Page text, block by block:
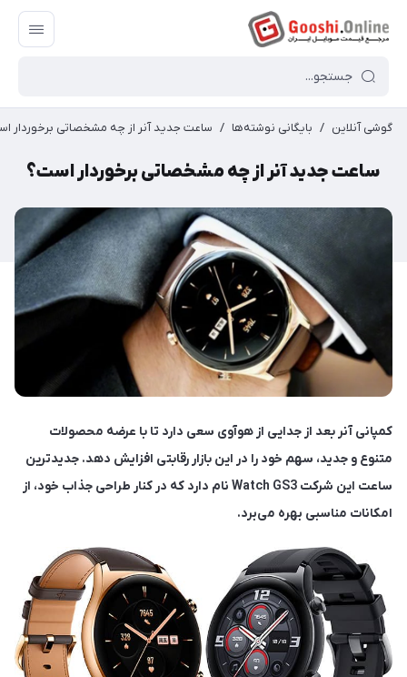
گوشی آنلاین / بایگانی نوشته‌ها / ساعت جدید آنر از چه مشخصاتی برخوردار
ساعت جدید آنر از چه مشخصاتی برخوردار است؟
کمپانی آنر بعد از جدایی از هوآوی سعی دارد تا با عرضه محصولات
متنوع و جدید، سهم خود را در این بازار رقابتی افزایش دهد. جدیدترین
ساعت این شرکت Watch GS3 نام دارد که در کنار طراحی جذاب خود، از
امکانات مناسبی بهره می‌برد.